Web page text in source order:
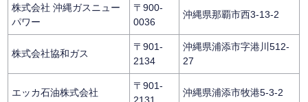
株式会社 沖縄ガスニュー
パワー
〒900-
0036
沖縄県那覇市西3-13-2
株式会社協和ガス
〒901-
2134
沖縄県浦添市字港川512-
27
エッカ石油株式会社
〒901-
沖縄県浦添市牧港5-3-2